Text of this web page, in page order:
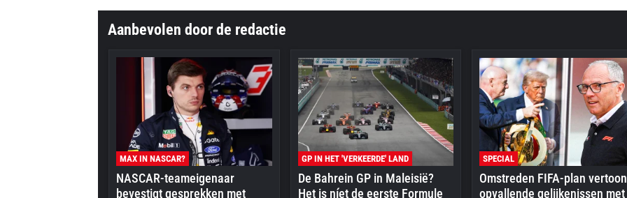
Aanbevolen door de redactie
MAX IN NASCAR?
NASCAR-teameigenaar
bevestigt gesprekken met
GP IN HET 'VERKEERDE' LAND
De Bahrein GP in Maleisië?
Het is níet de eerste Formule
SPECIAL
Omstreden FIFA-plan
opvallende gelijkenissen met